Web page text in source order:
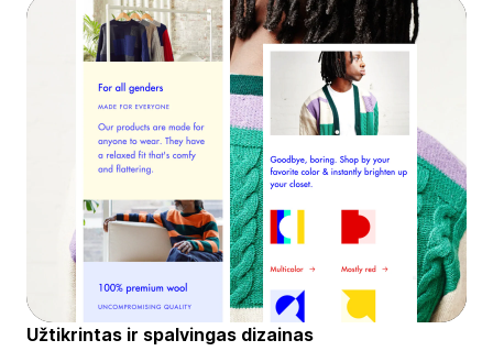
Užtikrintas ir spalvingas dizainas